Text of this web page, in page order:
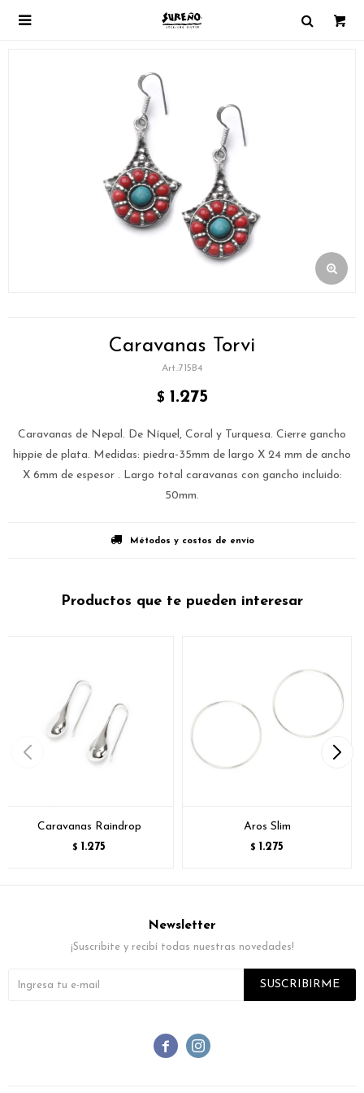

Caravanas Torvi
715B4
$ 1.275
Caravanas de Nepal. De Níquel, Coral y Turquesa. Cierre gancho
hippie de plata. Medidas: piedra-35mm de largo X 24 mm de ancho
X 6mm de espesor . Largo total caravanas con gancho incluido:
50mm.
Métodos y costos de envío
Productos que te pueden interesar
Caravanas Raindrop
$ 1.275
Aros Slim
$ 1.275
 
Newsletter
¡Suscribite y recibí todas nuestras novedades!
SUSCRIBIRME